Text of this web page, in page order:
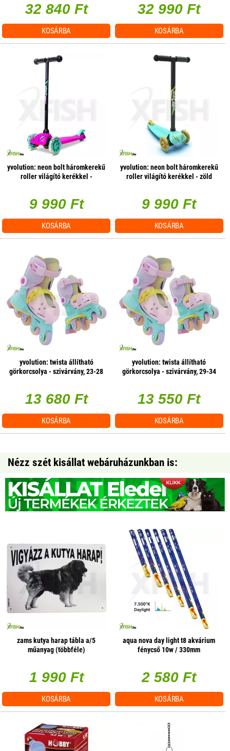
32 840 Ft
KOSÁRBA
32 990 Ft
KOSÁRBA
yvolution: neon bolt háromkerekű
roller világító kerékkel -
9 990 Ft
KOSÁRBA
yvolution: neon bolt háromkerekű
roller világító kerékkel - zöld
9 990 Ft
KOSÁRBA
yvolution: twista állítható
görkorcsolya - szivárvány, 23-28
13 680 Ft
KOSÁRBA
yvolution: twista állítható
görkorcsolya - szivárvány, 29-34
13 550 Ft
KOSÁRBA
Nézz szét kisállat webáruházunkban is:
zams kutya harap tábla a/5
műanyag (többféle)
1 990 Ft
KOSÁRBA
aqua nova day light t8 akvárium
fénycső 10w / 330mm
2 580 Ft
KOSÁRBA